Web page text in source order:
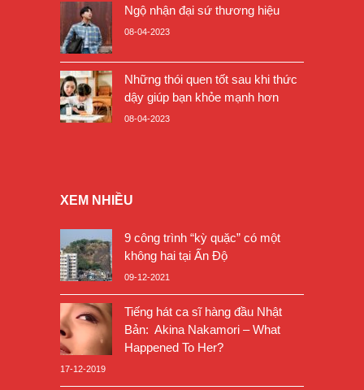
Ngộ nhận đại sứ thương hiệu
08-04-2023
Những thói quen tốt sau khi thức
dậy giúp bạn khỏe mạnh hơn
08-04-2023
XEM NHIỀU
9 công trình “kỳ quặc” có một
không hai tại Ấn Độ
09-12-2021
Tiếng hát ca sĩ hàng đầu Nhật
Bản: Akina Nakamori – What
Happened To Her?
17-12-2019